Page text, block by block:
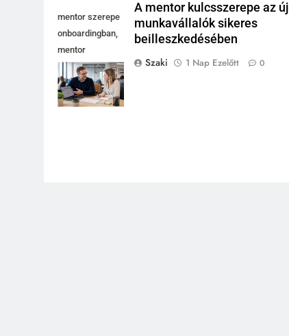
mentor szerepe
onboardingban,
mentor
magyaráz
laptopnál, új
kolléga jegyzetel
A mentor kulcsszerepe az új
munkavállalók sikeres
beilleszkedésében
Szaki
1 Nap Ezelőtt 0